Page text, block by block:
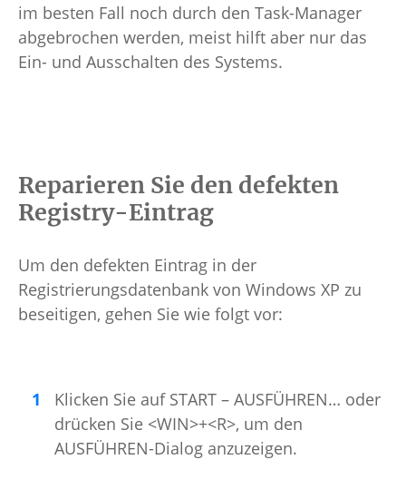
im besten Fall noch durch den Task-Manager
abgebrochen werden, meist hilft aber nur das
Ein- und Ausschalten des Systems.
Reparieren Sie den defekten
Registry-Eintrag
Um den defekten Eintrag in der
Registrierungsdatenbank von Windows XP zu
beseitigen, gehen Sie wie folgt vor:
Klicken Sie auf START – AUSFÜHREN… oder
drücken Sie <WIN>+<R>, um den
AUSFÜHREN-Dialog anzuzeigen.